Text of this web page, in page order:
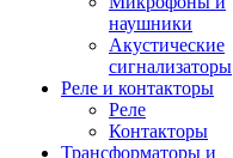
наушники
Акустические
сигнализаторы
Реле и контакторы
Реле
Контакторы
Трансформаторы и